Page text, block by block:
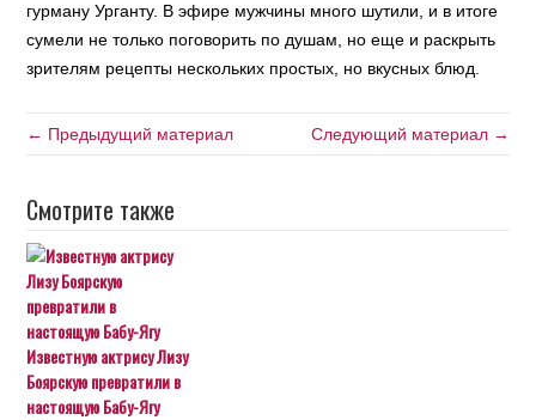
гурману Урганту. В эфире мужчины много шутили, и в итоге
сумели не только поговорить по душам, но еще и раскрыть
зрителям рецепты нескольких простых, но вкусных блюд.
← Предыдущий материал Следующий материал →
Смотрите также
Известную актрису Лизу
Боярскую превратили в
настоящую Бабу-Ягу